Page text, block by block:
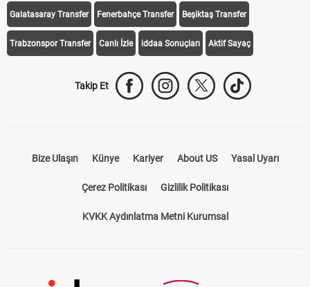
Galatasaray Transfer Fenerbahçe Transfer Beşiktaş Transfer
Trabzonspor Transfer Canlı İzle iddaa Sonuçları Aktif Sayaç
Takip Et
Bize Ulaşın Künye Kariyer About US Yasal Uyarı
Çerez Politikası Gizlilik Politikası
KVKK Aydınlatma Metni Kurumsal